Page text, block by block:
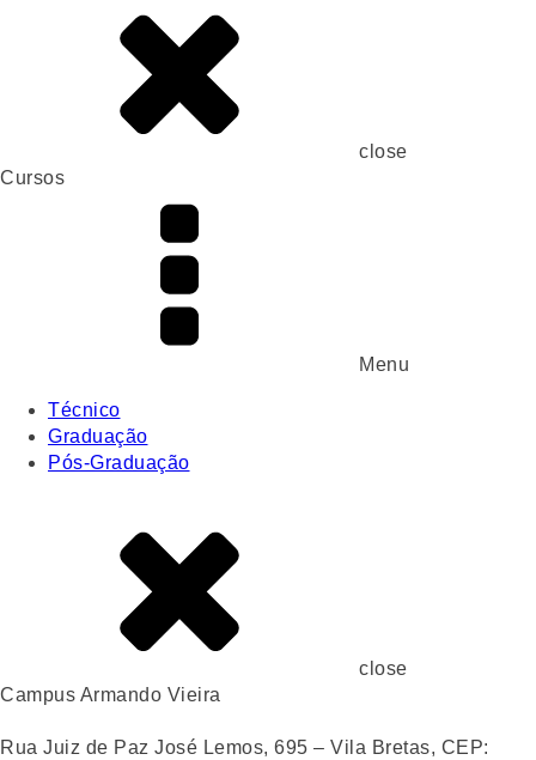
close
Cursos
Menu
Técnico
Graduação
Pós-Graduação
close
Campus Armando Vieira
Rua Juiz de Paz José Lemos, 695 – Vila Bretas, CEP: